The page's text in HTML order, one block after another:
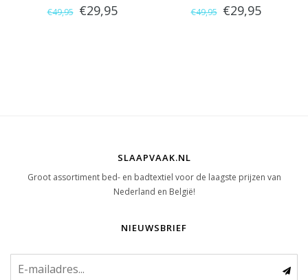
€49,95 €29,95 Bruin)
€49,95 €29,95
SLAAPVAAK.NL
Groot assortiment bed- en badtextiel voor de laagste prijzen van
Nederland en België!
NIEUWSBRIEF